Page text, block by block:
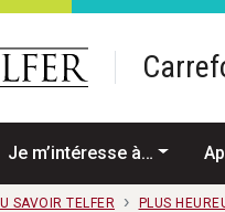
Je m’intéresse à…
SAVOIR TELFER PLUS